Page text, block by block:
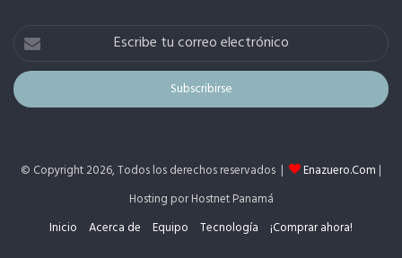
Escribe
correo
electrónico
© Copyright 2026, Todos los derechos reservados | Enazuero.Com |
Hosting por Hostnet Panamá
Inicio
Acerca de Equipo Tecnología ¡Comprar ahora!